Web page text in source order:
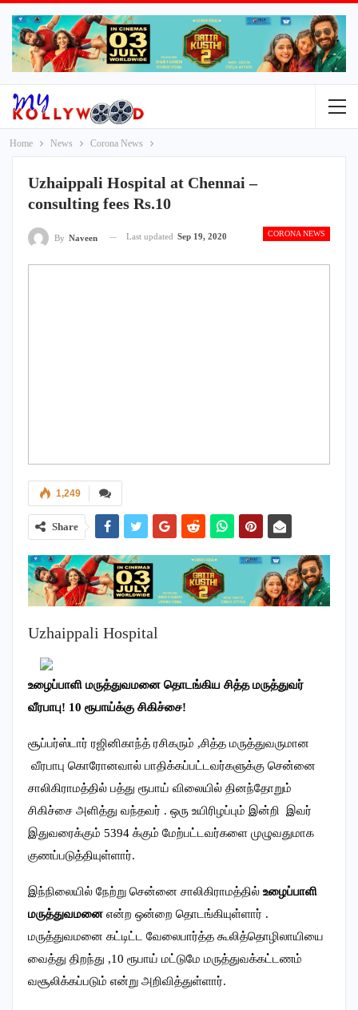
Home News Corona News
Uzhaippali Hospital at Chennai –
consulting fees Rs.10
CORONA NEWS
By Naveen Last updated Sep 19, 2020
1,249
Share
Uzhaippali Hospital
உழைப்பாளி மருத்துவமனை தொடங்கிய சித்த மருத்துவர்
வீரபாபு! 10 ரூபாய்க்கு சிகிச்சை!
சூப்பர்ஸ்டார் ரஜினிகாந்த் ரசிகரும் ,சித்த மருத்துவருமான
வீரபாபு கொரோனவால் பாதிக்கப்பட்டவர்களுக்கு சென்னை
சாலிகிராமத்தில் பத்து ரூபாய் விலையில் தினந்தோறும்
சிகிச்சை அளித்து வந்தவர் . ஒரு உயிரிழப்பும் இன்றி இவர்
இதுவரைக்கும் 5394 க்கும் மேற்பட்டவர்களை முழுவதுமாக
குணப்படுத்தியுள்ளார்.
இந்நிலையில் நேற்று சென்னை சாலிகிராமத்தில் உழைப்பாளி
மருத்துவமனை என்ற ஒன்றை தொடங்கியுள்ளார் .
மருத்துவமனை கட்டிட்ட வேலைபார்த்த கூலித்தொழிலாயியை
வைத்து திறந்து ,10 ரூபாய் மட்டுமே மருத்துவக்கட்டணம்
வசூலிக்கப்படும் என்று அறிவித்துள்ளார்.